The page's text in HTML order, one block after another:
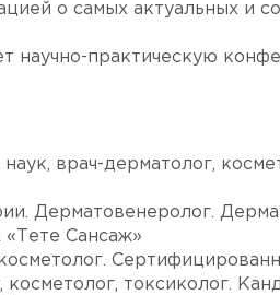
о самых актуальных и
научно-практическую
врач-дерматолог,
Дерматовенеролог.
Сансаж»
токсиколог.